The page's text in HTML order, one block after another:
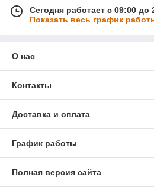
Сегодня работает с 09:00 до
Показать весь график
О нас
Контакты
Доставка и оплата
График работы
Полная версия сайта